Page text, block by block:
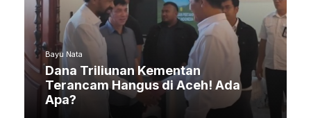
Bayu Nata
Dana Triliunan Kementan
Terancam Hangus di Aceh! Ada
Apa?